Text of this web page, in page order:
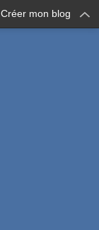
Créer mon blog